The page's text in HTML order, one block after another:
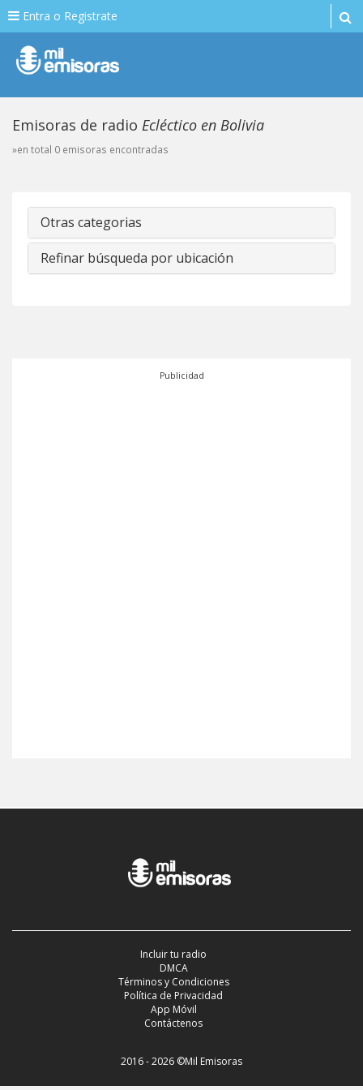
Entra o Registrate
Emisoras de radio Ecléctico en Bolivia
»en total 0 emisoras encontradas
Otras categorias
Refinar búsqueda por ubicación
Publicidad
Incluir tu radio
DMCA
Términos y Condiciones
Política de Privacidad
App Móvil
Contáctenos
2016 - 2026 ©Mil Emisoras